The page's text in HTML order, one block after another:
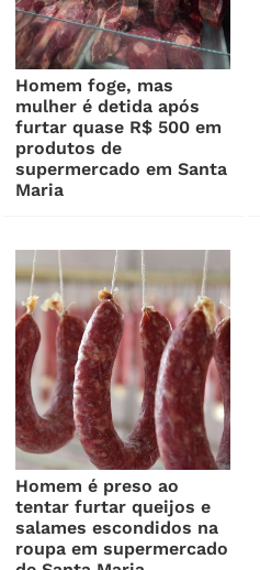
Homem foge, mas
mulher é detida após
furtar quase R$ 500 em
produtos de
supermercado em Santa
Maria
Homem é preso ao
tentar furtar queijos e
salames escondidos na
roupa em supermercado